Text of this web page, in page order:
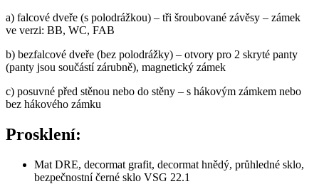
a) falcové dveře (s polodrážkou) – tři šroubované závěsy – zámek
ve verzi: BB, WC, FAB
b) bezfalcové dveře (bez polodrážky) – otvory pro 2 skryté panty
(panty jsou součástí zárubně), magnetický zámek
c) posuvné před stěnou nebo do stěny – s hákovým zámkem nebo
bez hákového zámku
Prosklení:
Mat DRE, decormat grafit, decormat hnědý, průhledné sklo,
bezpečnostní černé sklo VSG 22.1